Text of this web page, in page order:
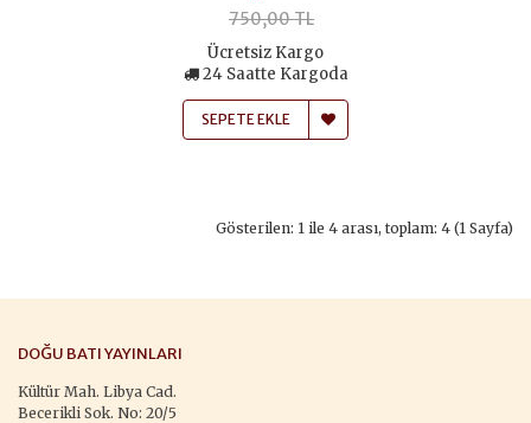
750,00 TL
Ücretsiz Kargo
24 Saatte Kargoda
SEPETE EKLE
Gösterilen: 1 ile 4 arası, toplam: 4 (1 Sayfa)
DOĞU BATI YAYINLARI
Kültür Mah. Libya Cad.
Becerikli Sok. No: 20/5